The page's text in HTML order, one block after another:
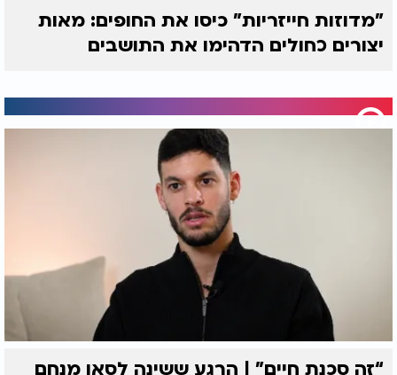
"מדוזות חייזריות" כיסו את החופים: מאות
יצורים כחולים הדהימו את התושבים
“זה סכנת חיים” | הרגע ששינה לסאן מנחם